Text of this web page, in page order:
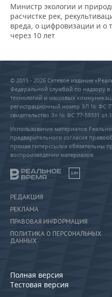
Министр экологии и
расчистке рек,
вреда, о цифровизации и о
через 10 лет
© 2015 - 2026 Сетевое издание
Федеральной службой по надзору
технологий и массовых
регистрационный номер ЭЛ № ФС 77
свидетельство Эл № ФС 77-59331 от
Использование материалов
предварительного согласия
прямая гиперссылка обязательны
воспроизведении материалов.
18+
РЕДАКЦИЯ
РЕКЛАМА
ПРАВОВАЯ ИНФОРМАЦИЯ
ПОЛИТИКА О ПЕРСОНАЛЬНЫХ
ДАННЫХ
Полная версия
Тестовая версия